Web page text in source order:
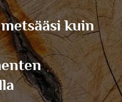
kuin